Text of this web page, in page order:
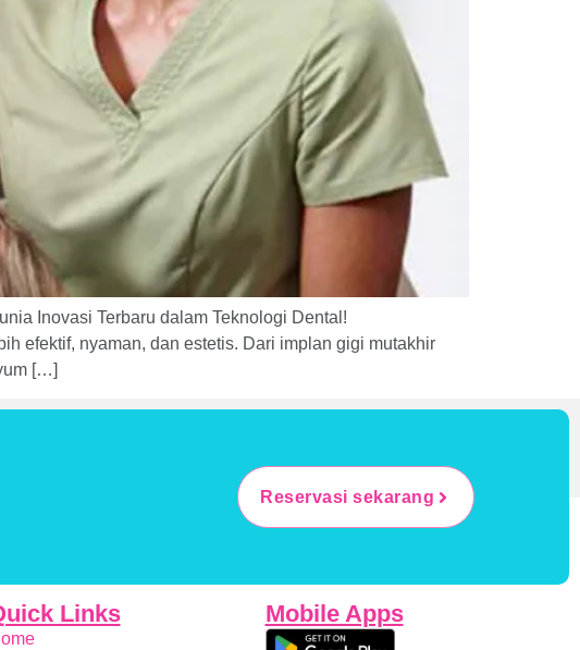
Inovasi Terbaru dalam Teknologi Dental!
efektif, nyaman, dan estetis. Dari implan gigi mutakhir
[…]
Reservasi sekarang
Links Mobile Apps